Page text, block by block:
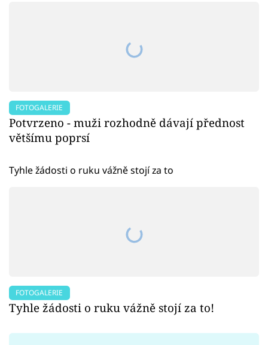
FOTOGALERIE
Potvrzeno - muži rozhodně dávají přednost
většímu poprsí
Tyhle žádosti o ruku vážně stojí za to
FOTOGALERIE
Tyhle žádosti o ruku vážně stojí za to!